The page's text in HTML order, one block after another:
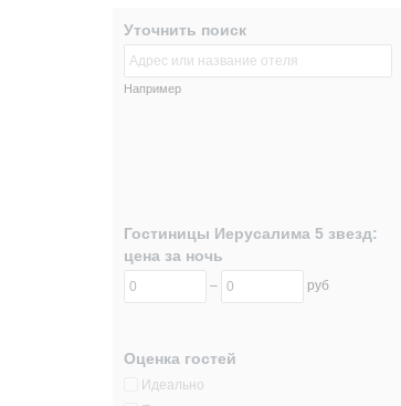
Уточнить поиск
Например
Гостиницы Иерусалима 5 звезд:
цена за ночь
– руб
Оценка гостей
Идеально